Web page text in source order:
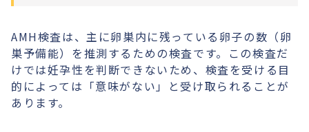
AMH検査は、主に卵巣内に残っている卵子の数（卵
巣予備能）を推測するための検査です。この検査だ
けでは妊孕性を判断できないため、検査を受ける目
的によっては「意味がない」と受け取られることが
あります。